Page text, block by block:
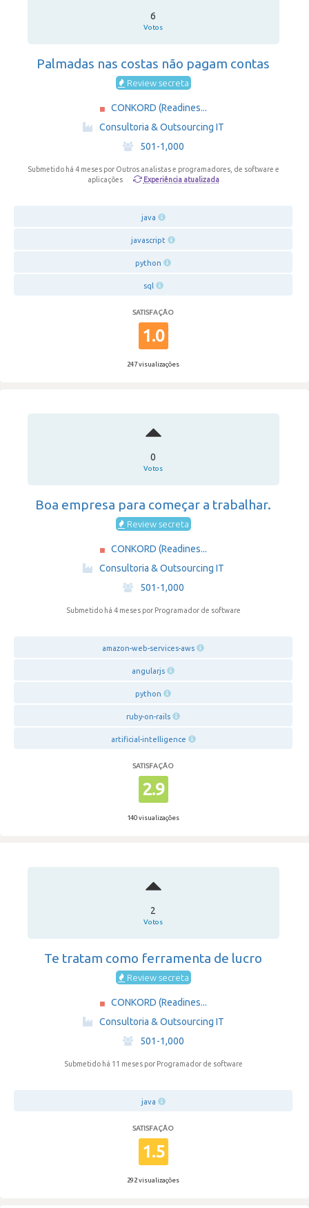
6
Votos
Palmadas nas costas não pagam contas
Review secreta
CONKORD (Readines...
·
Consultoria & Outsourcing IT
·
501-1,000
Submetido há 4 meses por Outros analistas e programadores, de software e
aplicações
· Experiência atualizada
java
javascript
python
sql
SATISFAÇÃO
1.0
247 visualizações
0
Votos
Boa empresa para começar a trabalhar.
Review secreta
CONKORD (Readines...
·
Consultoria & Outsourcing IT
·
501-1,000
Submetido há 4 meses por Programador de software
amazon-web-services-aws
angularjs
python
ruby-on-rails
artificial-intelligence
SATISFAÇÃO
2.9
140 visualizações
2
Votos
Te tratam como ferramenta de lucro
Review secreta
CONKORD (Readines...
·
Consultoria & Outsourcing IT
·
501-1,000
Submetido há 11 meses por Programador de software
java
SATISFAÇÃO
1.5
292 visualizações